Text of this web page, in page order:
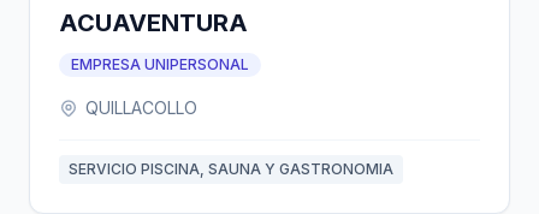
ACUAVENTURA
EMPRESA UNIPERSONAL
QUILLACOLLO
SERVICIO PISCINA, SAUNA Y GASTRONOMIA